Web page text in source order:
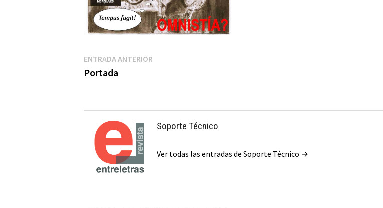
Navegación
de
ENTRADA ANTERIOREntrada
Portada
Soporte Técnico
Ver todas las entradas de Soporte Técnico →